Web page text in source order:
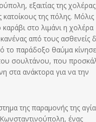
εξαιτίας της
κατοίκους της πόλης. Μόλις
στο λιμάνι η χολέρα
από τους ασθενείς
το παράδοξο θαύμα
σουλτάνου, που
στα ανάκτορα για να την
της παραμονής της
ένας